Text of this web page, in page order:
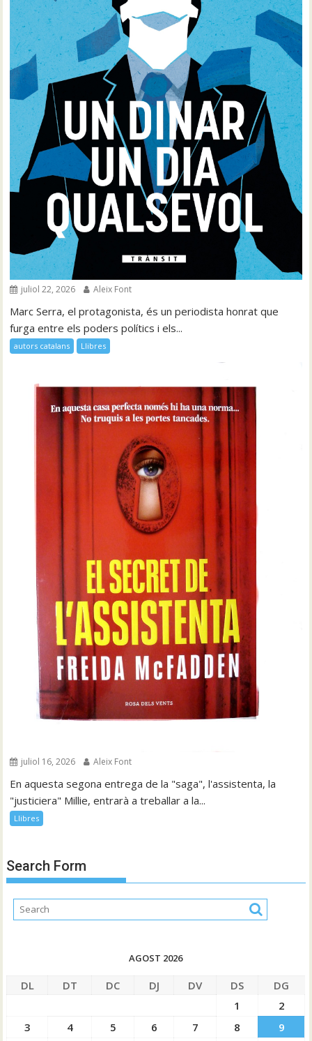
juliol 22, 2026 Aleix Font
Marc Serra, el protagonista, és un periodista honrat que
furga entre els poders polítics i els...
autors catalans Llibres
juliol 16, 2026 Aleix Font
En aquesta segona entrega de la "saga", l'assistenta, la
"justiciera" Millie, entrarà a treballar a la...
Llibres
Search Form
AGOST 2026
DL DT DC DJ DV DS
DG
1
2
3
4 5 6 7 8
9